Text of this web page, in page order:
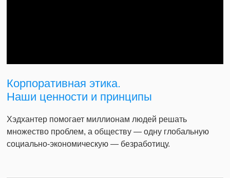
Корпоративная этика.
Наши ценности и принципы
Хэдхантер помогает миллионам людей решать
множество проблем, а обществу — одну глобальную
социально-экономическую — безработицу.